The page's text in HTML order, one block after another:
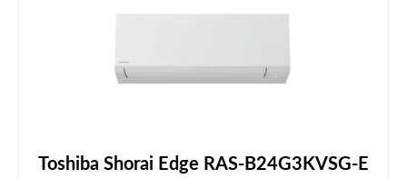
Toshiba Shorai Edge RAS-B24G3KVSG-E